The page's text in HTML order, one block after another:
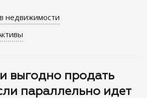
недвижимости
выгодно продать
параллельно идет